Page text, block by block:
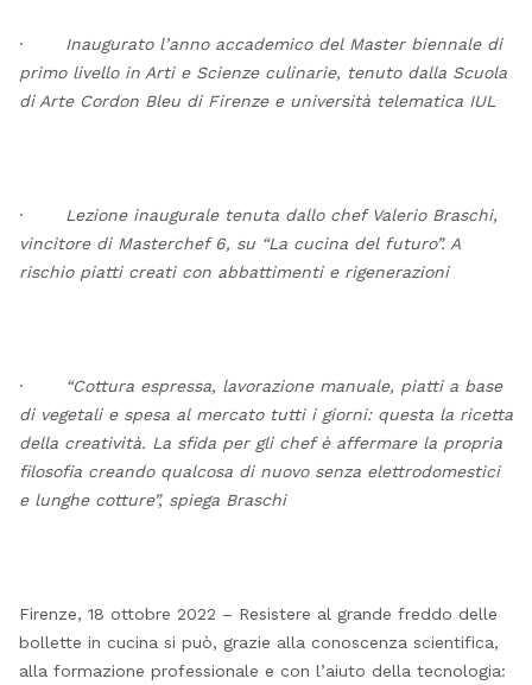
· Inaugurato l’anno accademico del Master biennale di
primo livello in Arti e Scienze culinarie, tenuto dalla Scuola
di Arte Cordon Bleu di Firenze e università telematica IUL
· Lezione inaugurale tenuta dallo chef Valerio Braschi,
vincitore di Masterchef 6, su “La cucina del futuro”. A
rischio piatti creati con abbattimenti e rigenerazioni
·
“Cottura espressa, lavorazione manuale, piatti a base
di vegetali e spesa al mercato tutti i giorni: questa la ricetta
della creatività. La sfida per gli chef è affermare la propria
filosofia creando qualcosa di nuovo senza elettrodomestici
e lunghe cotture”, spiega Braschi
Firenze, 18 ottobre 2022 – Resistere al grande freddo delle
bollette in cucina si può, grazie alla conoscenza scientifica,
alla formazione professionale e con l’aiuto della tecnologia: